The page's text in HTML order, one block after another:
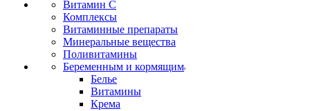
Витамин С
Комплексы
Витаминные препараты
Минеральные вещества
Поливитамины
Беременным и кормящим
Белье
Витамины
Крема